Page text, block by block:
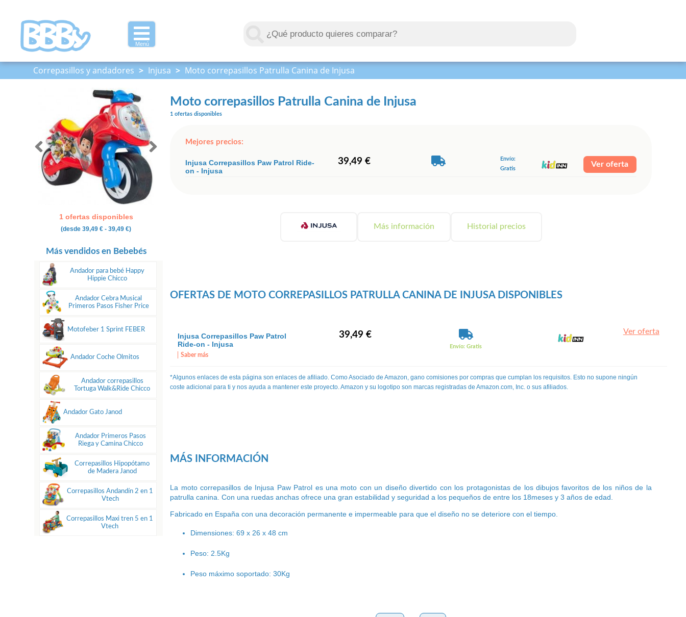
Menú
Correpasillos y andadores > Injusa > Moto correpasillos Patrulla Canina de Injusa
Moto correpasillos Patrulla Canina de Injusa
1 ofertas disponibles
(desde39,49 € - 39,49 €)
Más vendidos en Bebebés
Andador para bebé Happy
Hippie Chicco
Andador Cebra Musical
Primeros Pasos Fisher Price
Motofeber 1 Sprint FEBER
Andador Coche Olmitos
Andador correpasillos
Tortuga Walk&Ride Chicco
Andador Gato Janod
Andador Primeros Pasos
Riega y Camina Chicco
Correpasillos Hipopótamo
de Madera Janod
Correpasillos Andandín 2 en 1
Vtech
Correpasillos Maxi tren 5 en 1
Vtech
1 ofertas disponibles
Mejores precios:
Injusa Correpasillos Paw Patrol Ride-
on - Injusa
39,49 €
Envío:
Gratis
Ver oferta
Más información Historial precios
OFERTAS DE MOTO CORREPASILLOS PATRULLA CANINA DE INJUSA DISPONIBLES
Injusa Correpasillos Paw Patrol
Ride-on - Injusa
Saber más
39,49 €
Envío: Gratis
Ver oferta
*Algunos enlaces de esta página son enlaces de afiliado. Como Asociado de Amazon, gano comisiones por compras que cumplan los requisitos. Esto no supone ningún
coste adicional para ti y nos ayuda a mantener este proyecto. Amazon y su logotipo son marcas registradas de Amazon.com, Inc. o sus afiliados.
MÁS INFORMACIÓN
La moto correpasillos de Injusa Paw Patrol es una moto con un diseño divertido con los protagonistas de los dibujos favoritos de los niños de la
patrulla canina. Con una ruedas anchas ofrece una gran estabilidad y seguridad a los pequeños de entre los 18meses y 3 años de edad.
Fabricado en España con una decoración permanente e impermeable para que el diseño no se deteriore con el tiempo.
Dimensiones: 69 x 26 x 48 cm
Peso: 2.5Kg
Peso máximo soportado: 30Kg